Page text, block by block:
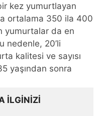
kez yumurtlayan
ortalama 350 ila 400
yumurtalar da en
nedenle, 20’li
kalitesi ve sayısı
yaşından sonra
ILGINIZI